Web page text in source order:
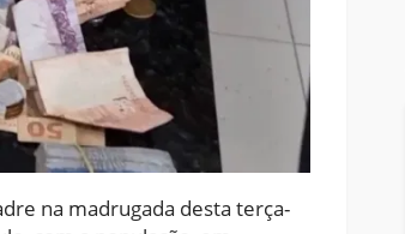
na madrugada desta terça-